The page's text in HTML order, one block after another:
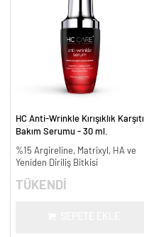
HC Anti-Wrinkle Kırışıklık Karşıtı
Bakım Serumu - 30 ml.
%15 Argireline, Matrixyl, HA ve
Yeniden Diriliş Bitkisi
TÜKENDİ